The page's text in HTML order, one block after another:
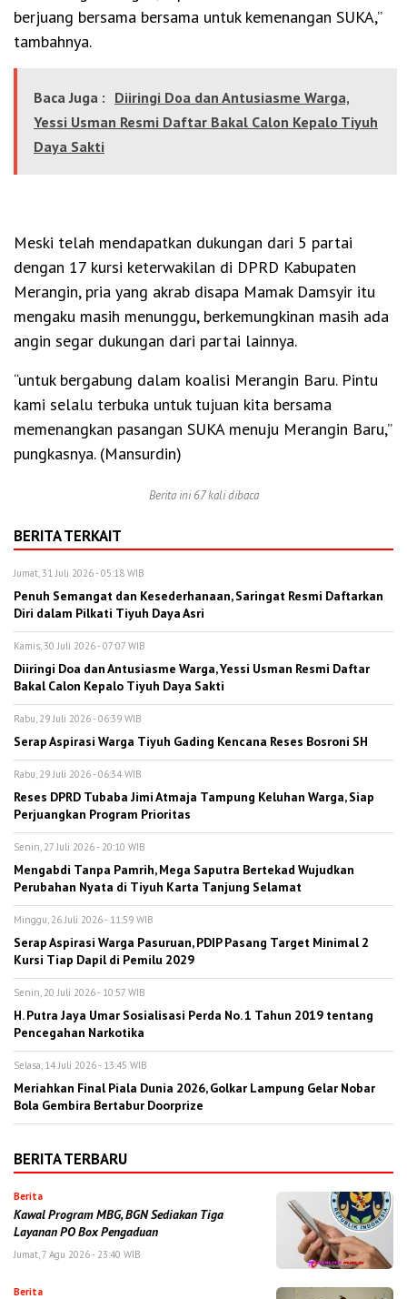
berjuang bersama bersama untuk kemenangan SUKA,”
tambahnya.
Baca Juga : Diiringi Doa dan Antusiasme Warga,
Yessi Usman Resmi Daftar Bakal Calon Kepalo Tiyuh
Daya Sakti
Meski telah mendapatkan dukungan dari 5 partai
dengan 17 kursi keterwakilan di DPRD Kabupaten
Merangin, pria yang akrab disapa Mamak Damsyir itu
mengaku masih menunggu, berkemungkinan masih ada
angin segar dukungan dari partai lainnya.
“untuk bergabung dalam koalisi Merangin Baru. Pintu
kami selalu terbuka untuk tujuan kita bersama
memenangkan pasangan SUKA menuju Merangin Baru,”
pungkasnya. (Mansurdin)
Berita ini 67 kali dibaca
BERITA TERKAIT
Jumat, 31 Juli 2026 - 05:18 WIB
Penuh Semangat dan Kesederhanaan, Saringat Resmi Daftarkan
Diri dalam Pilkati Tiyuh Daya Asri
Kamis, 30 Juli 2026 - 07:07 WIB
Diiringi Doa dan Antusiasme Warga, Yessi Usman Resmi Daftar
Bakal Calon Kepalo Tiyuh Daya Sakti
Rabu, 29 Juli 2026 - 06:39 WIB
Serap Aspirasi Warga Tiyuh Gading Kencana Reses Bosroni SH
Rabu, 29 Juli 2026 - 06:34 WIB
Reses DPRD Tubaba Jimi Atmaja Tampung Keluhan Warga, Siap
Perjuangkan Program Prioritas
Senin, 27 Juli 2026 - 20:10 WIB
Mengabdi Tanpa Pamrih, Mega Saputra Bertekad Wujudkan
Perubahan Nyata di Tiyuh Karta Tanjung Selamat
Minggu, 26 Juli 2026 - 11:59 WIB
Serap Aspirasi Warga Pasuruan, PDIP Pasang Target Minimal 2
Kursi Tiap Dapil di Pemilu 2029
Senin, 20 Juli 2026 - 10:57 WIB
H. Putra Jaya Umar Sosialisasi Perda No. 1 Tahun 2019 tentang
Pencegahan Narkotika
Selasa, 14 Juli 2026 - 13:45 WIB
Meriahkan Final Piala Dunia 2026, Golkar Lampung Gelar Nobar
Bola Gembira Bertabur Doorprize
BERITA TERBARU
Berita
Kawal Program MBG, BGN Sediakan Tiga
Layanan PO Box Pengaduan
Jumat, 7 Agu 2026 - 23:40 WIB
Berita